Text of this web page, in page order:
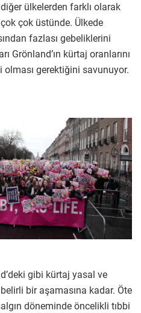
ülkelerden farklı olarak
çok üstünde. Ülkede
fazlası gebeliklerini
Grönland’ın kürtaj oranlarını
gerektiğini savunuyor.
gibi kürtaj yasal ve
bir aşamasına kadar. Öte
döneminde öncelikli tıbbi